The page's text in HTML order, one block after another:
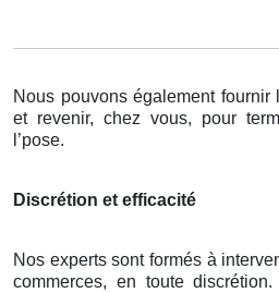
Nous pouvons également
et revenir, chez vous, pour
l’pose.
Discrétion et efficacité
Nos experts sont formés à
commerces, en toute